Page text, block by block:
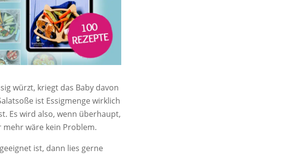
würzt, kriegt das Baby davon
ist Essigmenge wirklich
Es wird also, wenn überhaupt,
mehr wäre kein Problem.
geeignet ist, dann lies gerne